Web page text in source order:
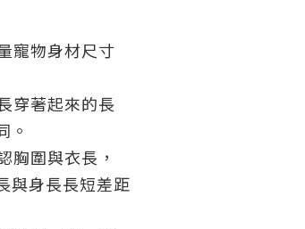
寵物身材尺寸
穿著起來的長
。
胸圍與衣長，
與身長長短差距